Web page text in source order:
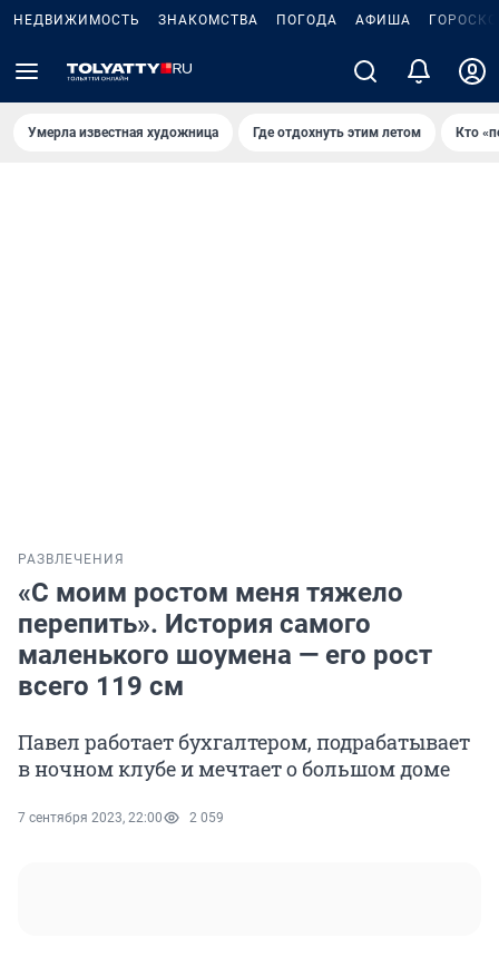
НЕДВИЖИМОСТЬ ЗНАКОМСТВА ПОГОДА АФИША
Умерла известная художница Где отдохнуть этим летом Кто
РАЗВЛЕЧЕНИЯ
«С моим ростом меня тяжело
перепить». История самого
маленького шоумена — его рост
всего 119 см
Павел работает бухгалтером, подрабатывает
в ночном клубе и мечтает о большом доме
7 сентября 2023, 22:00 2 059